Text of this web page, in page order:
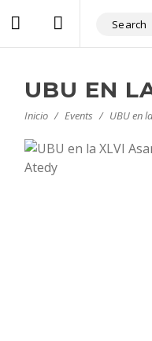
UBU EN
Inicio Events UBU en